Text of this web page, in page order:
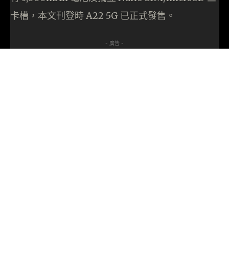
卡槽，本文刊登時 A22 5G 已正式發售。
- 廣告 -